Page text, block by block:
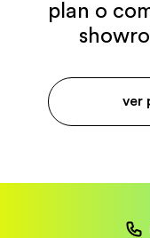
plan o
ver